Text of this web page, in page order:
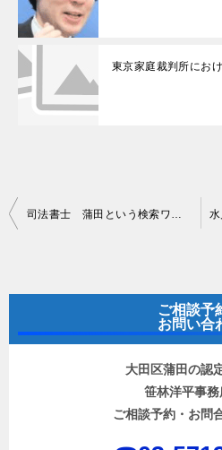
東京家庭裁判所にお
投
ビ
司法書士 蒲田という検索ワードでの集客について
ご相談予
お問い合
大田区蒲田の認
笹林洋平事
ご相談予約・お問